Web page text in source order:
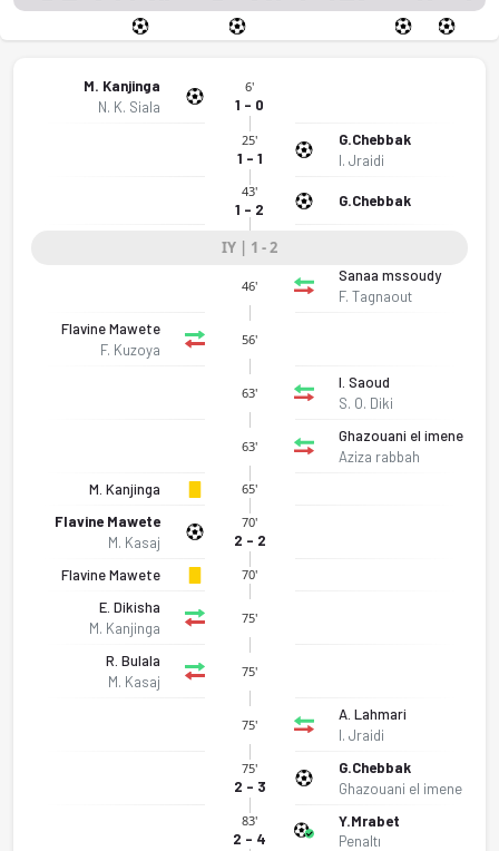
M. Kanjinga
N. K. Siala
6'
1 - 0
25'
1 - 1
G.Chebbak
I. Jraidi
43'
1 - 2 G.Chebbak
IY | 1 - 2
46'
Sanaa mssoudy
F. Tagnaout
Flavine Mawete
F. Kuzoya
56'
63'
I. Saoud
S. O. Diki
63'
Ghazouani el imene
Aziza rabbah
M. Kanjinga
65'
Flavine Mawete
M. Kasaj
70'
2 - 2
Flavine Mawete
70'
E. Dikisha
M. Kanjinga
75'
R. Bulala
M. Kasaj
75'
75'
A. Lahmari
I. Jraidi
75'
2 - 3
G.Chebbak
Ghazouani el imene
83'
2 - 4
Y.Mrabet
Penaltı